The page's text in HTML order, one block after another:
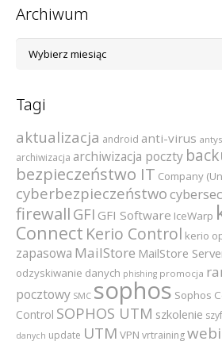
Archiwum
Tagi
aktualizacja android anti-virus
archiwizacja archiwizacja poczty
bezpieczeństwo IT Company
cyberbezpieczeństwo
firewall GFI GFI Software IceWarp
Connect Kerio Control kerio
zapasowa MailStore MailStore
odzyskiwanie danych phishing promocja
pocztowy SMC sophos Sophos
Control SOPHOS UTM szkolenie
danych update UTM VPN vrtraining